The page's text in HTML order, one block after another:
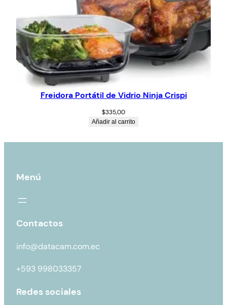
Freidora Portátil de Vidrio Ninja Crispi
$335,00
Añadir al carrito
Menú
Contactos
info@datacam.com.ec
+593 998033357
Redes sociales